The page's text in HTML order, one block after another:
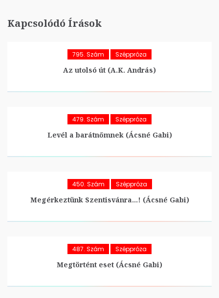
Kapcsolódó Írások
795. Szám Széppróza
Az utolsó út (A.K. András)
479. Szám Széppróza
Levél a barátnőmnek (Ácsné Gabi)
450. Szám Széppróza
Megérkeztünk Szentisvánra…! (Ácsné Gabi)
487. Szám Széppróza
Megtörtént eset (Ácsné Gabi)